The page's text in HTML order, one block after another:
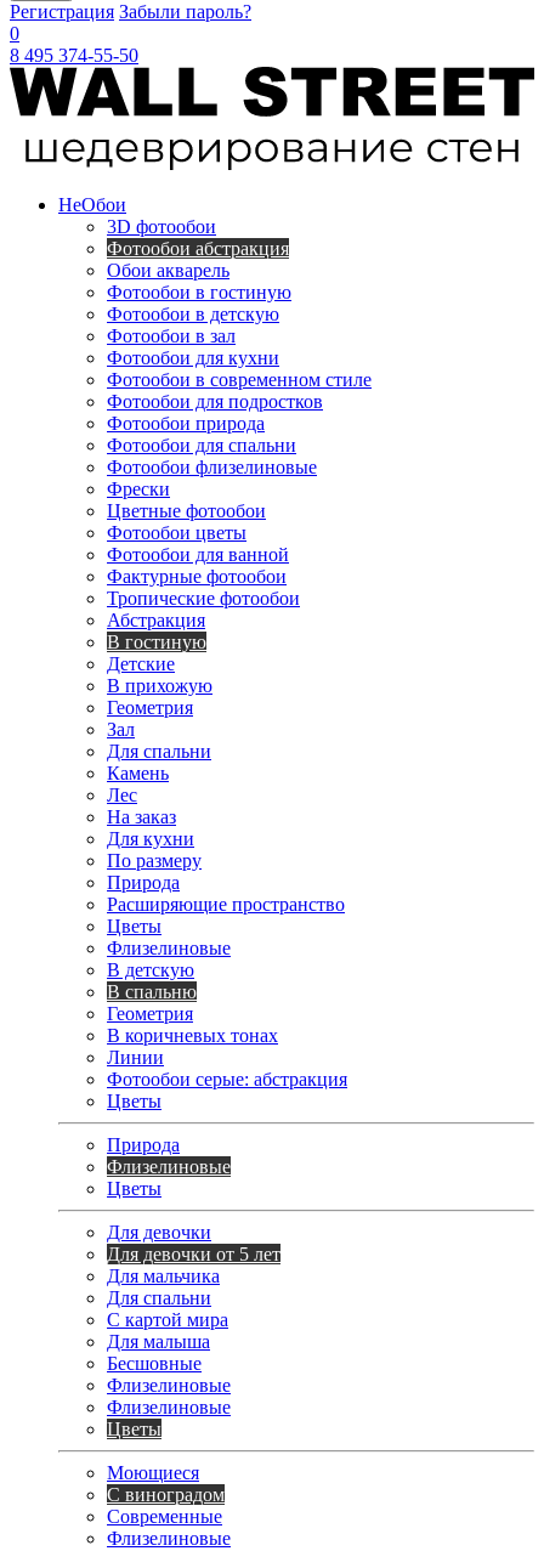
Регистрация Забыли пароль?
0
8 495 374-55-50
НеОбои
3D фотообои
Фотообои абстракция
Обои акварель
Фотообои в гостиную
Фотообои в детскую
Фотообои в зал
Фотообои для кухни
Фотообои в современном стиле
Фотообои для подростков
Фотообои природа
Фотообои для спальни
Фотообои флизелиновые
Фрески
Цветные фотообои
Фотообои цветы
Фотообои для ванной
Фактурные фотообои
Тропические фотообои
Абстракция
В гостиную
Детские
В прихожую
Геометрия
Зал
Для спальни
Камень
Лес
На заказ
Для кухни
По размеру
Природа
Расширяющие пространство
Цветы
Флизелиновые
В детскую
В спальню
Геометрия
В коричневых тонах
Линии
Фотообои серые: абстракция
Цветы
Природа
Флизелиновые
Цветы
Для девочки
Для девочки от 5 лет
Для мальчика
Для спальни
С картой мира
Для малыша
Бесшовные
Флизелиновые
Флизелиновые
Цветы
Моющиеся
С виноградом
Современные
Флизелиновые